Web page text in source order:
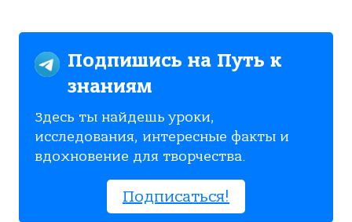
Подпишись на Путь к
знаниям
Здесь ты найдешь уроки,
исследования, интересные факты и
вдохновение для творчества.
Подписаться!